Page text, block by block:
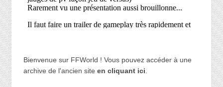
Bienvenue sur FFWorld ! Vous pouvez accéder à une
archive de l'ancien site en cliquant ici